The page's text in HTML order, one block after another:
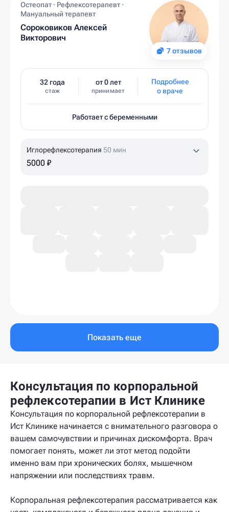
7 отзывов
Остеопат · Рефлексотерапевт ·
Мануальный терапевт
Сороковиков Алексей
Викторович
32 года
стаж
от 0 лет
принимает
Подробнее
о враче
Работает с беременными
Иглорефлексотерапия 50 мин
5000 ₽
Показать еще
Консультация по корпоральной
рефлексотерапии в Ист Клинике
Консультация по корпоральной рефлексотерапии в
Ист Клинике начинается с внимательного разговора о
вашем самочувствии и причинах дискомфорта. Врач
помогает понять, может ли этот метод подойти
именно вам при хронических болях, мышечном
напряжении или последствиях травм.
Корпоральная рефлексотерапия рассматривается как